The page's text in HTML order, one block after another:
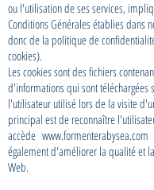
ou l'utilisation de ses services,
Conditions Générales établies dans
donc de la politique de
cookies).
Les cookies sont des fichiers
d'informations qui sont
l'utilisateur utilisé lors de la visite
principal est de reconnaître
accède www.formenterabysea.com
également d'améliorer la qualité et
Web.